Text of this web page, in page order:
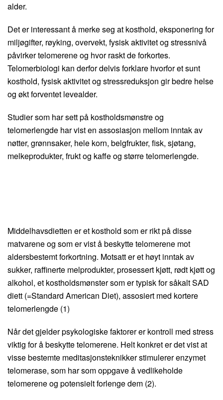
alder.
Det er interessant å merke seg at kosthold, eksponering for
miljøgifter, røyking, overvekt, fysisk aktivitet og stressnivå
påvirker telomerene og hvor raskt de forkortes.
Telomerbiologi kan derfor delvis forklare hvorfor et sunt
kosthold, fysisk aktivitet og stressreduksjon gir bedre helse
og økt forventet levealder.
Studier som har sett på kostholdsmønstre og
telomerlengde har vist en assosiasjon mellom inntak av
nøtter, grønnsaker, hele korn, belgfrukter, fisk, sjøtang,
melkeprodukter, frukt og kaffe og større telomerlengde.
Middelhavsdietten er et kosthold som er rikt på disse
matvarene og som er vist å beskytte telomerene mot
aldersbestemt forkortning. Motsatt er et høyt inntak av
sukker, raffinerte melprodukter, prosessert kjøtt, rødt kjøtt og
alkohol, et kostholdsmønster som er typisk for såkalt SAD
diett (=Standard American Diet), assosiert med kortere
telomerlengde (1)
Når det gjelder psykologiske faktorer er kontroll med stress
viktig for å beskytte telomerene. Helt konkret er det vist at
visse bestemte meditasjonsteknikker stimulerer enzymet
telomerase, som har som oppgave å vedlikeholde
telomerene og potensielt forlenge dem (2).